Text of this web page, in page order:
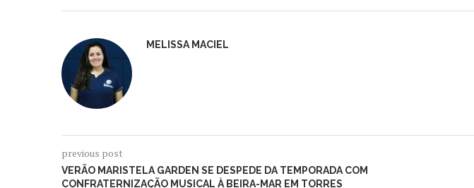
MELISSA MACIEL
previous post
VERÃO MARISTELA GARDEN SE DESPEDE DA TEMPORADA COM
CONFRATERNIZAÇÃO MUSICAL À BEIRA-MAR EM TORRES